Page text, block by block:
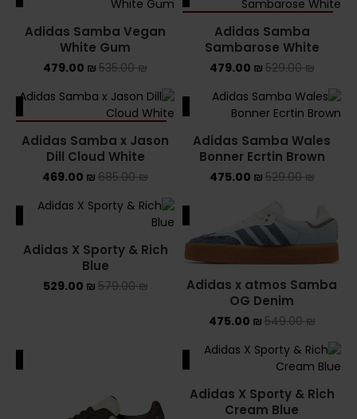
Adidas Samba
Sambarose White
529.00₪
479.00 ₪
Adidas Samba Vegan
White Gum
535.00₪
479.00 ₪
SALE
Adidas Samba Wales
Bonner Ecrtin Brown
529.00₪
475.00 ₪
Adidas Samba x Jason
Dill Cloud White
685.00₪
469.00 ₪
SALE
Adidas x atmos Samba
OG Denim
549.00₪
475.00 ₪
Adidas X Sporty & Rich
Blue
579.00₪
529.00 ₪
Adidas X Sporty & Rich
Cream Blue